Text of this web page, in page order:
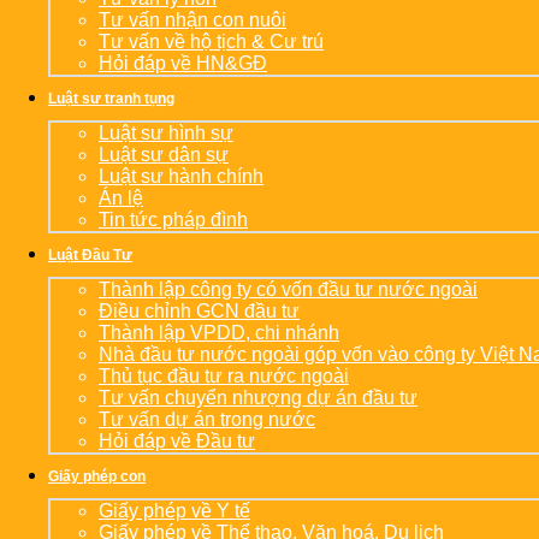
Tư vấn nhận con nuôi
Tư vấn về hộ tịch & Cư trú
Hỏi đáp về HN&GĐ
Luật sư tranh tụng
Luật sư hình sự
Luật sư dân sự
Luật sư hành chính
Án lệ
Tin tức pháp đình
Luật Đầu Tư
Thành lập công ty có vốn đầu tư nước ngoài
Điều chỉnh GCN đầu tư
Thành lập VPDD, chi nhánh
Nhà đầu tư nước ngoài góp vốn vào công ty Việt
Thủ tục đầu tư ra nước ngoài
Tư vấn chuyển nhượng dự án đầu tư
Tư vấn dự án trong nước
Hỏi đáp về Đầu tư
Giấy phép con
Giấy phép về Y tế
Giấy phép về Thể thao, Văn hoá, Du lịch